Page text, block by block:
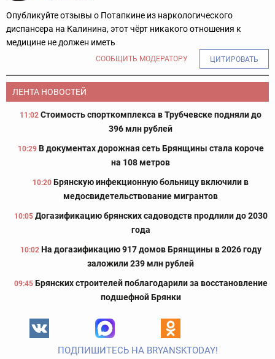
Опубликуйте отзывы о Потапкине из наркологического
диспансера на Калинина, этот чёрт никакого отношения к
медицине не должен иметь
СООБЩИТЬ МОДЕРАТОРУ ЦИТИРОВАТЬ
ЛЕНТА НОВОСТЕЙ
11:02 Стоимость спорткомплекса в Трубчевске подняли до
396 млн рублей
10:29 В документах дорожная сеть Брянщины стала короче
на 108 метров
10:20 Брянскую инфекционную больницу включили в
медосвидетельствование мигрантов
10:05 Догазификацию брянских садоводств продлили до 2030
года
10:02 На догазификацию 917 домов Брянщины в 2026 году
заложили 239 млн рублей
09:45 Брянских строителей поблагодарили за восстановление
подшефной Брянки
ПОДПИШИТЕСЬ НА BRYANSKTODAY!